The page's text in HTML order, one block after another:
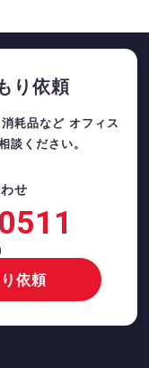
り依頼
耗品など オフィス
談ください。
せ
依頼